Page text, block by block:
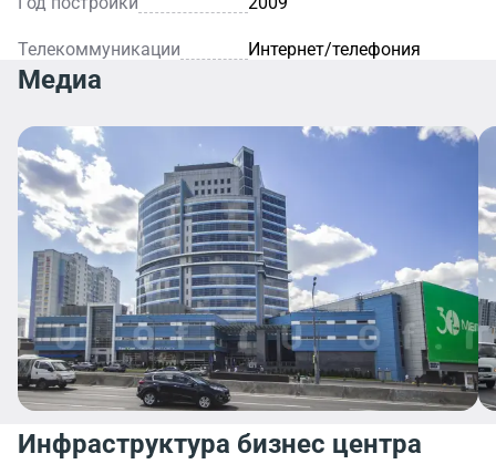
Телекоммуникации Интернет/телефония
Медиа
Инфраструктура бизнес центра